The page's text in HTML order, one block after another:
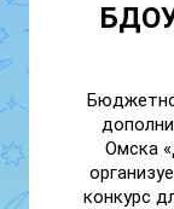
Омска
конкурс